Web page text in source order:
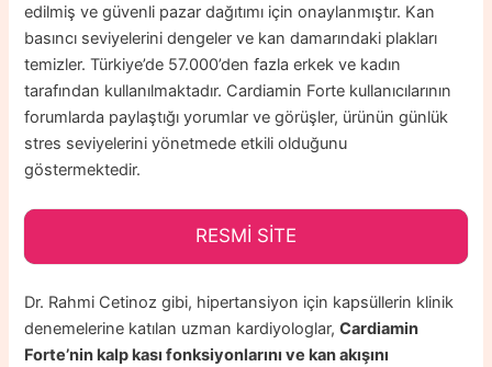
edilmiş ve güvenli pazar dağıtımı için onaylanmıştır. Kan
basıncı seviyelerini dengeler ve kan damarındaki plakları
temizler. Türkiye’de 57.000’den fazla erkek ve kadın
tarafından kullanılmaktadır. Cardiamin Forte kullanıcılarının
forumlarda paylaştığı yorumlar ve görüşler, ürünün günlük
stres seviyelerini yönetmede etkili olduğunu
göstermektedir.
RESMİ SİTE
Dr. Rahmi Cetinoz gibi, hipertansiyon için kapsüllerin klinik
denemelerine katılan uzman kardiyologlar,Cardiamin
Forte’nin kalp kası fonksiyonlarını ve kan akışını